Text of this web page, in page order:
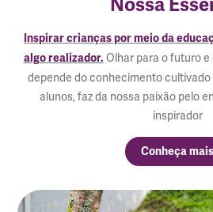
Inspirar crianças por meio da
algo realizador. Olhar para o futuro
depende do conhecimento cultivado
alunos, faz da nossa paixão pelo
inspirador
Conheça mais